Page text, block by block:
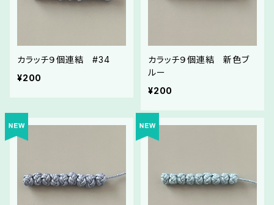
カラッチ９個連結 #34
¥200
カラッチ９個連結 新色ブ
ルー
¥200